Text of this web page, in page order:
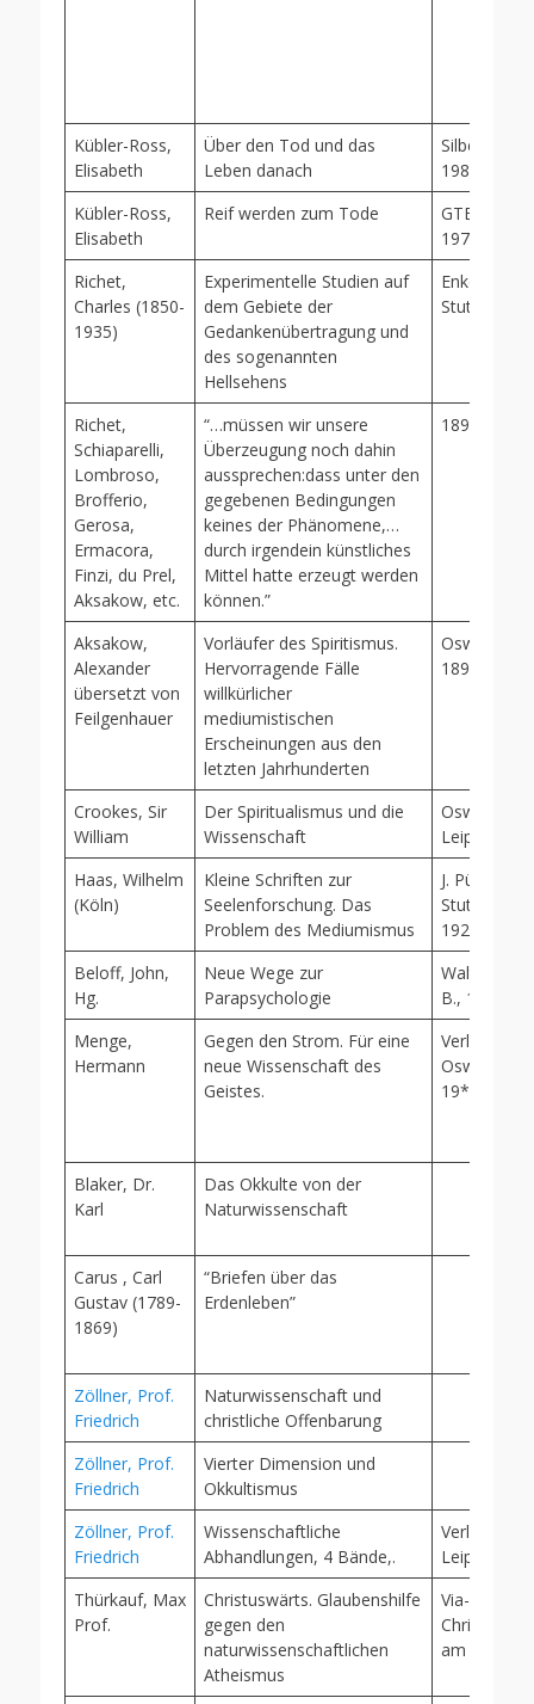
Kübler-Ross,
Elisabeth
Über den Tod und das
Leben danach
1984/99
Kübler-Ross,
Elisabeth
Reif werden zum Tode
GTB
1975/86
Richet,
Charles (1850-
1935)
Experimentelle Studien auf
dem Gebiete der
Gedankenübertragung und
des sogenannten
Hellsehens
Enke,
Richet,
Schiaparelli,
Lombroso,
Brofferio,
Gerosa,
Ermacora,
Finzi, du Prel,
Aksakow, etc.
“…müssen wir unsere
Überzeugung noch dahin
aussprechen:dass unter den
gegebenen Bedingungen
keines der Phänomene,…
durch irgendein künstliches
Mittel hatte erzeugt werden
können.”
1892,
Aksakow,
Alexander
übersetzt von
Feilgenhauer
Vorläufer des Spiritismus.
Hervorragende Fälle
willkürlicher
mediumistischen
Erscheinungen aus den
letzten Jahrhunderten
Oswald
1898,
Crookes, Sir
William
Der Spiritualismus und die
Wissenschaft
Oswald
Leipzig
Haas, Wilhelm
(Köln)
Kleine Schriften zur
Seelenforschung. Das
Problem des Mediumismus
J. Püttmann,
Stuttgart,
1923
Beloff, John,
Hg.
Neue Wege zur
Parapsychologie
Walter,
B., 1954
Menge,
Hermann
Gegen den Strom. Für eine
neue Wissenschaft des
Geistes.
Verlag
Oswald
19**(?),
Blaker, Dr.
Karl
Das Okkulte von der
Naturwissenschaft
Carus , Carl
Gustav (1789-
1869)
“Briefen über das
Erdenleben”
Zöllner, Prof.
Friedrich
Naturwissenschaft und
christliche Offenbarung
Zöllner, Prof.
Friedrich
Vierter Dimension und
Okkultismus
Zöllner, Prof.
Friedrich
Wissenschaftliche
Abhandlungen, 4 Bände,.
Verl
Leipzig
Thürkauf, Max
Prof.
Christuswärts. Glaubenshilfe
gegen den
naturwissenschaftlichen
Atheismus
Via-Veritas-
Christiana,
am Rhein,